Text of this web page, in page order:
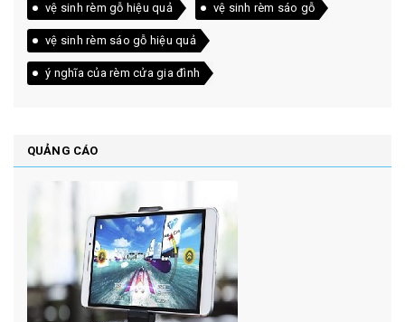
vệ sinh rèm gỗ hiệu quả vệ sinh rèm sáo gỗ
vệ sinh rèm sáo gỗ hiệu quả
ý nghĩa của rèm cửa gia đình
QUẢNG CÁO